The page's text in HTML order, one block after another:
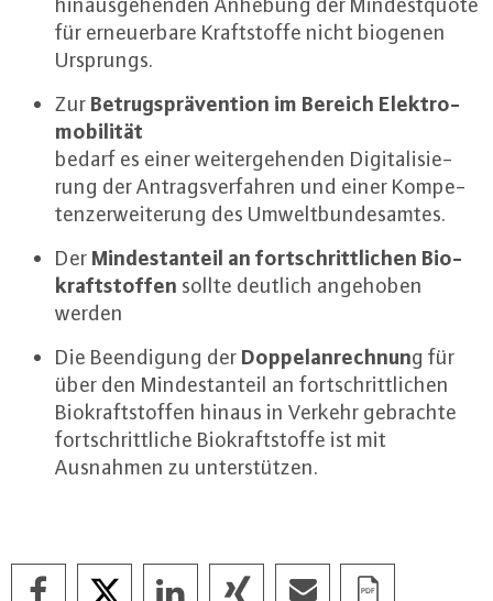
für er­neu­er­ba­re Kraft­stof­fe nicht biogenen
Ursprungs.
Zur Be­trugs­prä­ven­ti­on im Bereich Elek­tro­
mo­bi­li­tät
bedarf es einer wei­ter­ge­hen­den Di­gi­ta­li­sie­
rung der An­trags­ver­fah­ren und einer Kom­pe­
tenz­er­wei­te­rung des Um­welt­bun­des­am­tes.
Der Min­dest­an­teil an fort­schritt­li­chen Bio­
kraft­stof­fen sollte deutlich angehoben
werden
Die Be­en­di­gung der Dop­pel­an­rech­nung für
über den Min­dest­an­teil an fort­schritt­li­chen
Bio­kraft­stof­fen hinaus in Verkehr gebrachte
fort­schritt­li­che Bio­kraft­stof­fe ist mit
Ausnahmen zu un­ter­stüt­zen.